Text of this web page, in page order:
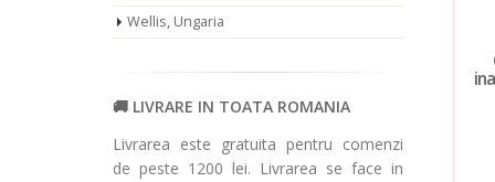
Wellis, Ungaria
LIVRARE IN TOATA ROMANIA
Livrarea este gratuita pentru comenzi
de peste 1200 lei. Livrarea se face in